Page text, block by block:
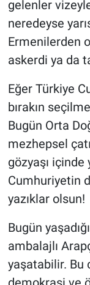
gelenler
neredeyse
Ermenilerden
askerdi ya da
Eğer Türkiye
bırakın
Bugün Orta
mezhepsel
gözyaşı içinde
Cumhuriyetin
yazıklar olsun!
Bugün
ambalajlı
yaşatabilir. Bu